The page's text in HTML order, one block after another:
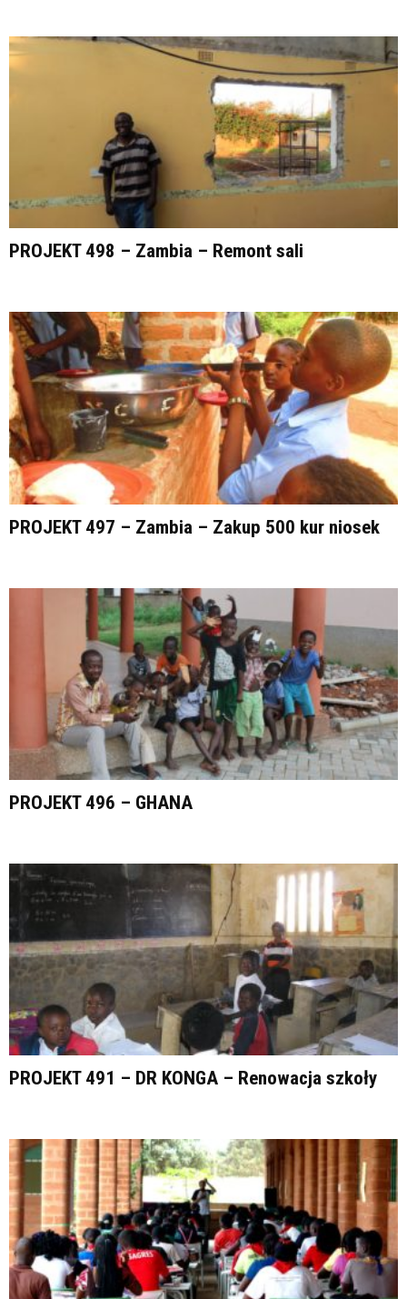
PROJEKT 498 – Zambia – Remont sali
PROJEKT 497 – Zambia – Zakup 500 kur niosek
PROJEKT 496 – GHANA
PROJEKT 491 – DR KONGA – Renowacja szkoły